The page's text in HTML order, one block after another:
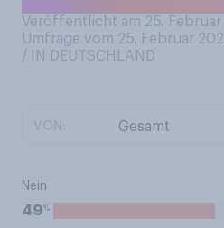
Veröffentlicht am 25. Februar
Umfrage vom 25. Februar
/ IN DEUTSCHLAND
Nein
49%